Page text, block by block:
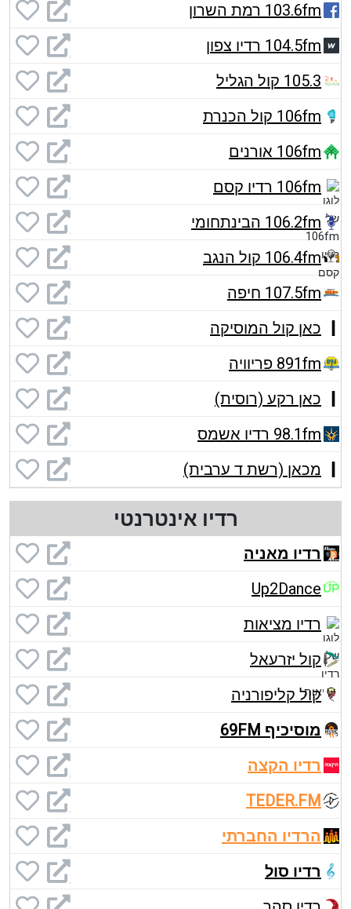
103.6fm רמת השרון
104.5fm רדיו צפון
105.3 קול הגליל
106fm קול הכנרת
106fm אורנים
106fm רדיו קסם
106.2fm הבינתחומי
106.4fm קול הנגב
107.5fm חיפה
כאן קול המוסיקה
891fm פריוויה
כאן רקע (רוסית)
98.1fm רדיו אשמס
מכאן (רשת ד ערבית)
רדיו אינטרנטי
רדיו מאניה
Up2Dance
רדיו מציאות
קול יזרעאל
קול קליפורניה
מוסיכיף 69FM
רדיו הקצה
TEDER.FM
הרדיו החברתי
רדיו סול